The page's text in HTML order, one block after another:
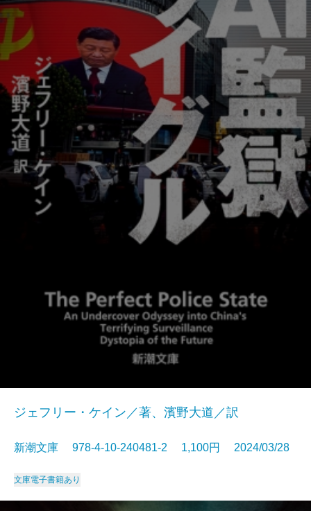
ジェフリー・ケイン／著、濱野大道／訳
新潮文庫 978-4-10-240481-2 1,100円 2024/03/28
文庫電子書籍あり